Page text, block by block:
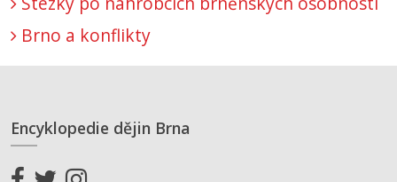
Brno a konflikty
Encyklopedie dějin Brna